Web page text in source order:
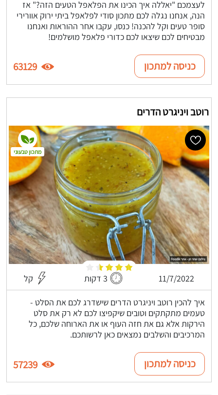
לעצמכם "יאללה איך הכינו את הפלאפל הטעים הזה?" אז
הנה, אנחנו נגלה לכם מתכון סודי לפלאפל ביתי ירוק אוורירי
סופר טעים וקל להכנה! כנסו, עקבו אחר ההוראות ואנחנו
מבטיחים לכם שיצאו לכם כדורי פלאפל מושלמים!
כניסה למתכון 63129
רוטב ויניגרט הדרים
11/7/2022 3 דקות קל
איך להכין רוטב ויניגרט הדרים שישדרג לכם את הסלט -
טעמים מתקתקים וטובים שיקפיצו לכם לא רק את סלט
הירקות אלא גם את חזה העוף או את הארוחה שלכם, כל
המרכיבים והשלבים נמצאים כאן לרשותכם.
מתכון טבעוני
כניסה למתכון 57239